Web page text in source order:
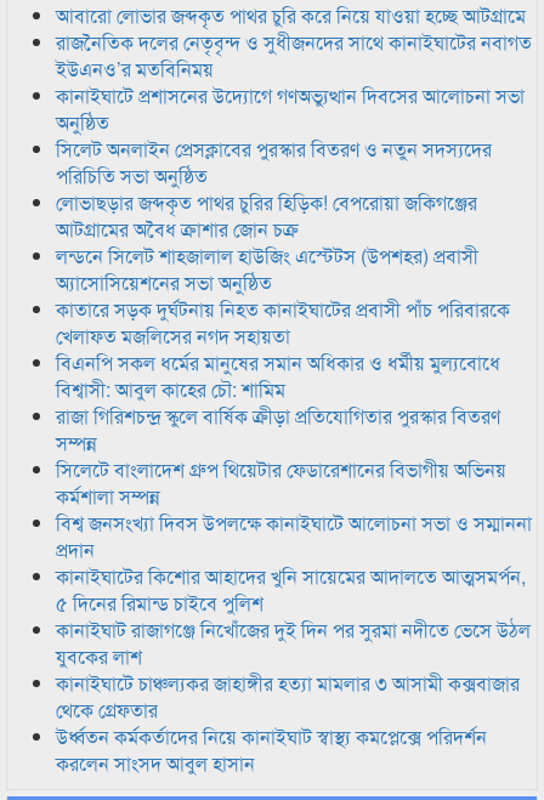
আবারো লোভার জব্দকৃত পাথর চুরি করে নিয়ে যাওয়া হচ্ছে আটগ্রামে
রাজনৈতিক দলের নেতৃবৃন্দ ও সুধীজনদের সাথে কানাইঘাটের নবাগত
ইউএনও’র মতবিনিময়
কানাইঘাটে প্রশাসনের উদ্যোগে গণঅভ্যুত্থান দিবসের আলোচনা সভা
অনুষ্ঠিত
সিলেট অনলাইন প্রেসক্লাবের পুরস্কার বিতরণ ও নতুন সদস্যদের
পরিচিতি সভা অনুষ্ঠিত
লোভাছড়ার জব্দকৃত পাথর চুরির হিড়িক! বেপরোয়া জকিগঞ্জের
আটগ্রামের অবৈধ ক্রাশার জোন চক্র
লন্ডনে সিলেট শাহজালাল হাউজিং এস্টেটস (উপশহর) প্রবাসী
অ্যাসোসিয়েশনের সভা অনুষ্ঠিত
কাতারে সড়ক দুর্ঘটনায় নিহত কানাইঘাটের প্রবাসী পাঁচ পরিবারকে
খেলাফত মজলিসের নগদ সহায়তা
বিএনপি সকল ধর্মের মানুষের সমান অধিকার ও ধর্মীয় মুল্যবোধে
বিশ্বাসী: আবুল কাহের চৌ: শামিম
রাজা গিরিশচন্দ্র স্কুলে বার্ষিক ক্রীড়া প্রতিযোগিতার পুরস্কার বিতরণ
সম্পন্ন
সিলেটে বাংলাদেশ গ্রুপ থিয়েটার ফেডারেশানের বিভাগীয় অভিনয়
কর্মশালা সম্পন্ন
বিশ্ব জনসংখ্যা দিবস উপলক্ষে কানাইঘাটে আলোচনা সভা ও সম্মাননা
প্রদান
কানাইঘাটের কিশোর আহাদের খুনি সায়েমের আদালতে আত্মসমর্পন,
৫ দিনের রিমান্ড চাইবে পুলিশ
কানাইঘাট রাজাগঞ্জে নিখোঁজের দুই দিন পর সুরমা নদীতে ভেসে উঠল
যুবকের লাশ
কানাইঘাটে চাঞ্চল্যকর জাহাঙ্গীর হত্যা মামলার ৩ আসামী কক্সবাজার
থেকে গ্রেফতার
উর্ধ্বতন কর্মকর্তাদের নিয়ে কানাইঘাট স্বাস্থ্য কমপ্লেক্সে পরিদর্শন
করলেন সাংসদ আবুল হাসান